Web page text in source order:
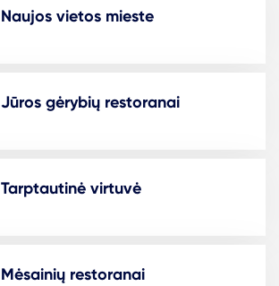
Naujos vietos mieste
Jūros gėrybių restoranai
Tarptautinė virtuvė
Mėsainių restoranai